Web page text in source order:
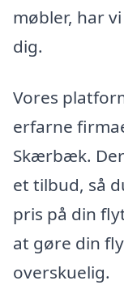
møbler, har
dig.
Vores
erfarne
Skærbæk.
et tilbud, så
pris på din
at gøre din
overskuelig.